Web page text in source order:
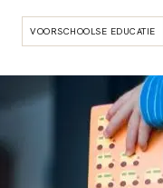
VOORSCHOOLSE EDUCATIE